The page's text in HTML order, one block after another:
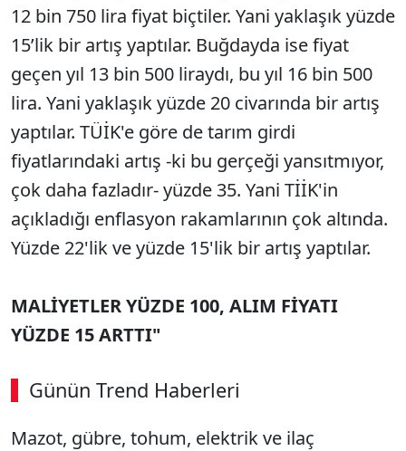
12 bin 750 lira fiyat biçtiler. Yani yaklaşık yüzde
15’lik bir artış yaptılar. Buğdayda ise fiyat
geçen yıl 13 bin 500 liraydı, bu yıl 16 bin 500
lira. Yani yaklaşık yüzde 20 civarında bir artış
yaptılar. TÜİK'e göre de tarım girdi
fiyatlarındaki artış -ki bu gerçeği yansıtmıyor,
çok daha fazladır- yüzde 35. Yani TİİK'in
açıkladığı enflasyon rakamlarının çok altında.
Yüzde 22'lik ve yüzde 15'lik bir artış yaptılar.
MALİYETLER YÜZDE 100, ALIM FİYATI
YÜZDE 15 ARTTI"
Günün Trend Haberleri
Mazot, gübre, tohum, elektrik ve ilaç